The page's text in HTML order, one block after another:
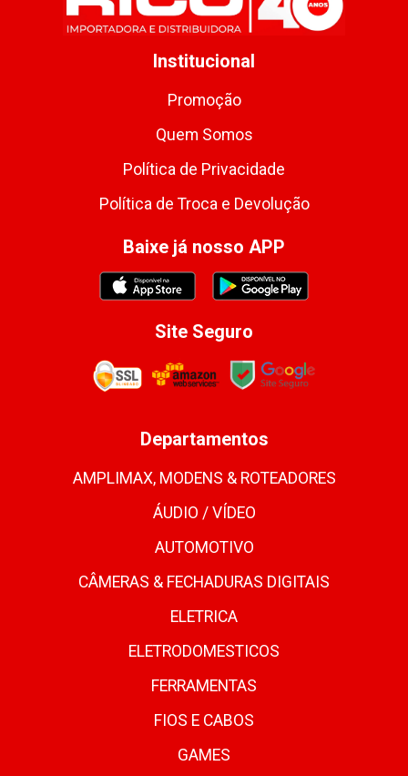
Institucional
Promoção
Quem Somos
Política de Privacidade
Política de Troca e Devolução
Baixe já nosso APP
Site Seguro
Departamentos
AMPLIMAX, MODENS & ROTEADORES
ÁUDIO / VÍDEO
AUTOMOTIVO
CÂMERAS & FECHADURAS DIGITAIS
ELETRICA
ELETRODOMESTICOS
FERRAMENTAS
FIOS E CABOS
GAMES